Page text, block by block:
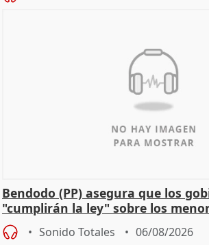
Bendodo (PP) asegura que los
"cumplirán la ley" sobre los
Sonido Totales 06/08/2026